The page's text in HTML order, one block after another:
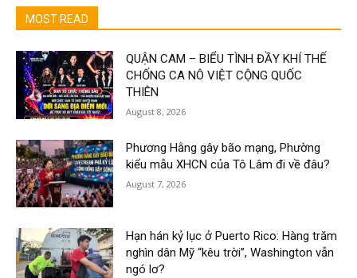
MOST READ
QUẬN CAM – BIỂU TÌNH ĐẦY KHÍ THẾ
CHỐNG CA NÔ VIỆT CỘNG QUỐC
THIÊN
August 8, 2026
Phương Hằng gây bão mạng, Phường
kiểu mẫu XHCN của Tô Lâm đi về đâu?
August 7, 2026
Hạn hán kỷ lục ở Puerto Rico: Hàng trăm
nghìn dân Mỹ “kêu trời”, Washington vẫn
ngó lơ?